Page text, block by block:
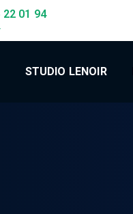
22 01 94
STUDIO LENOIR